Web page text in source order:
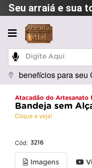
Seu arraiá e sua
benefícios para seu
Atacadão do Artesanato
Bandeja sem
Clique e veja!
Cód: 3216
Imagens